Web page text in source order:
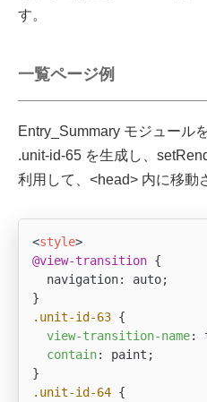
す。
一覧ページ例
Entry_Summary モジュール
.unit-id-65 を生成し、
利用して、<head> 内に移動
<style>
@view-transition {
  navigation: auto;
.unit-id-63 {
view-transition-name:
contain: paint;
.unit-id-64 {